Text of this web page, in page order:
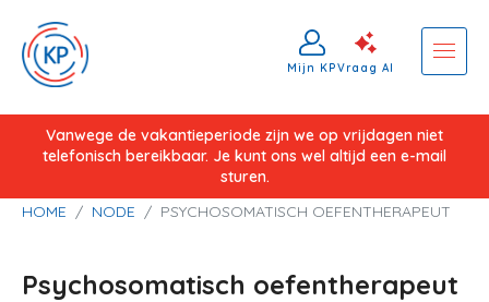
Overslaan
gaan
Vanwege de vakantieperiode zijn we op vrijdagen niet
telefonisch bereikbaar. Je kunt ons wel altijd een e-mail
sturen.
Mijn KPVraag AI
Kruimelpad
HOME NODE PSYCHOSOMATISCH OEFENTHERAPEUT
Psychosomatisch oefentherapeut